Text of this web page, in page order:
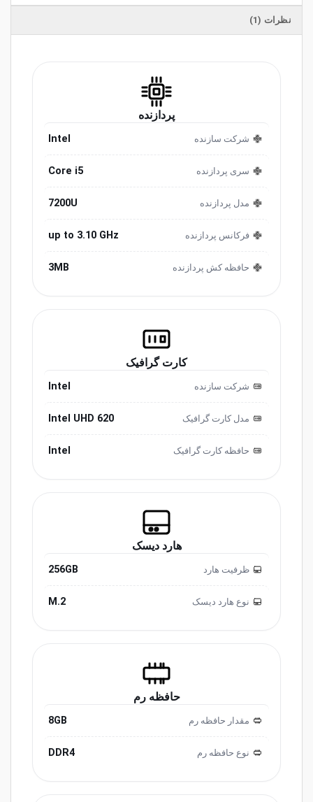
نظرات (1)
پردازنده
شرکت سازنده Intel
سری پردازنده Core i5
مدل پردازنده 7200U
فرکانس پردازنده up to 3.10 GHz
حافظه کش پردازنده 3MB
کارت گرافیک
شرکت سازنده Intel
مدل کارت گرافیک Intel UHD 620
حافظه کارت گرافیک Intel
هارد دیسک
ظرفیت هارد 256GB
نوع هارد دیسک M.2
حافظه رم
مقدار حافظه رم 8GB
نوع حافظه رم DDR4